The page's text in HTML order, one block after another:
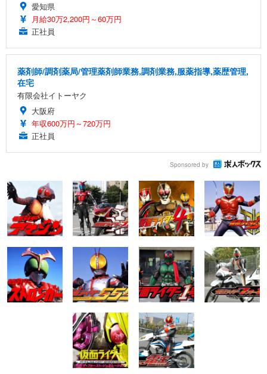
愛知県
月給30万2,200円～60万円
正社員
薬剤師/調剤薬局/管理薬剤師業務,調剤業務,服薬指導,薬歴管理,
在宅
有限会社イトーヤク
大阪府
年収600万円～720万円
正社員
Sponsored by